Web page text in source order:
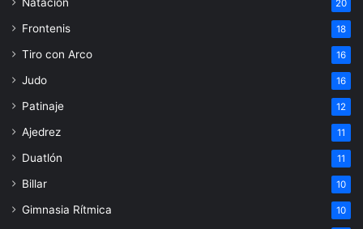
Natación 20
Frontenis 18
Tiro con Arco 16
Judo 16
Patinaje 12
Ajedrez 11
Duatlón 11
Billar 10
Gimnasia Rítmica 10